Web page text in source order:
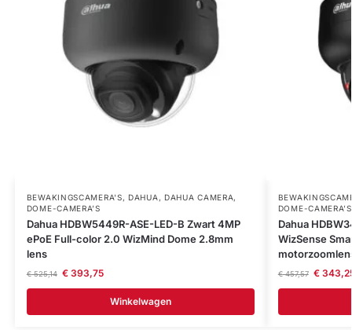
BEWAKINGSCAMERA'S,DAHUA , DAHUA CAMERA,
DOME-CAMERA’S
Dahua HDBW5449R-ASE-LED-B Zwart 4MP
ePoE Full-color 2.0 WizMind Dome 2.8mm
lens
€525,14 €393,75
Winkelwagen
DOME-CAMERA’S
Dahua
WizSense
€457,57 €